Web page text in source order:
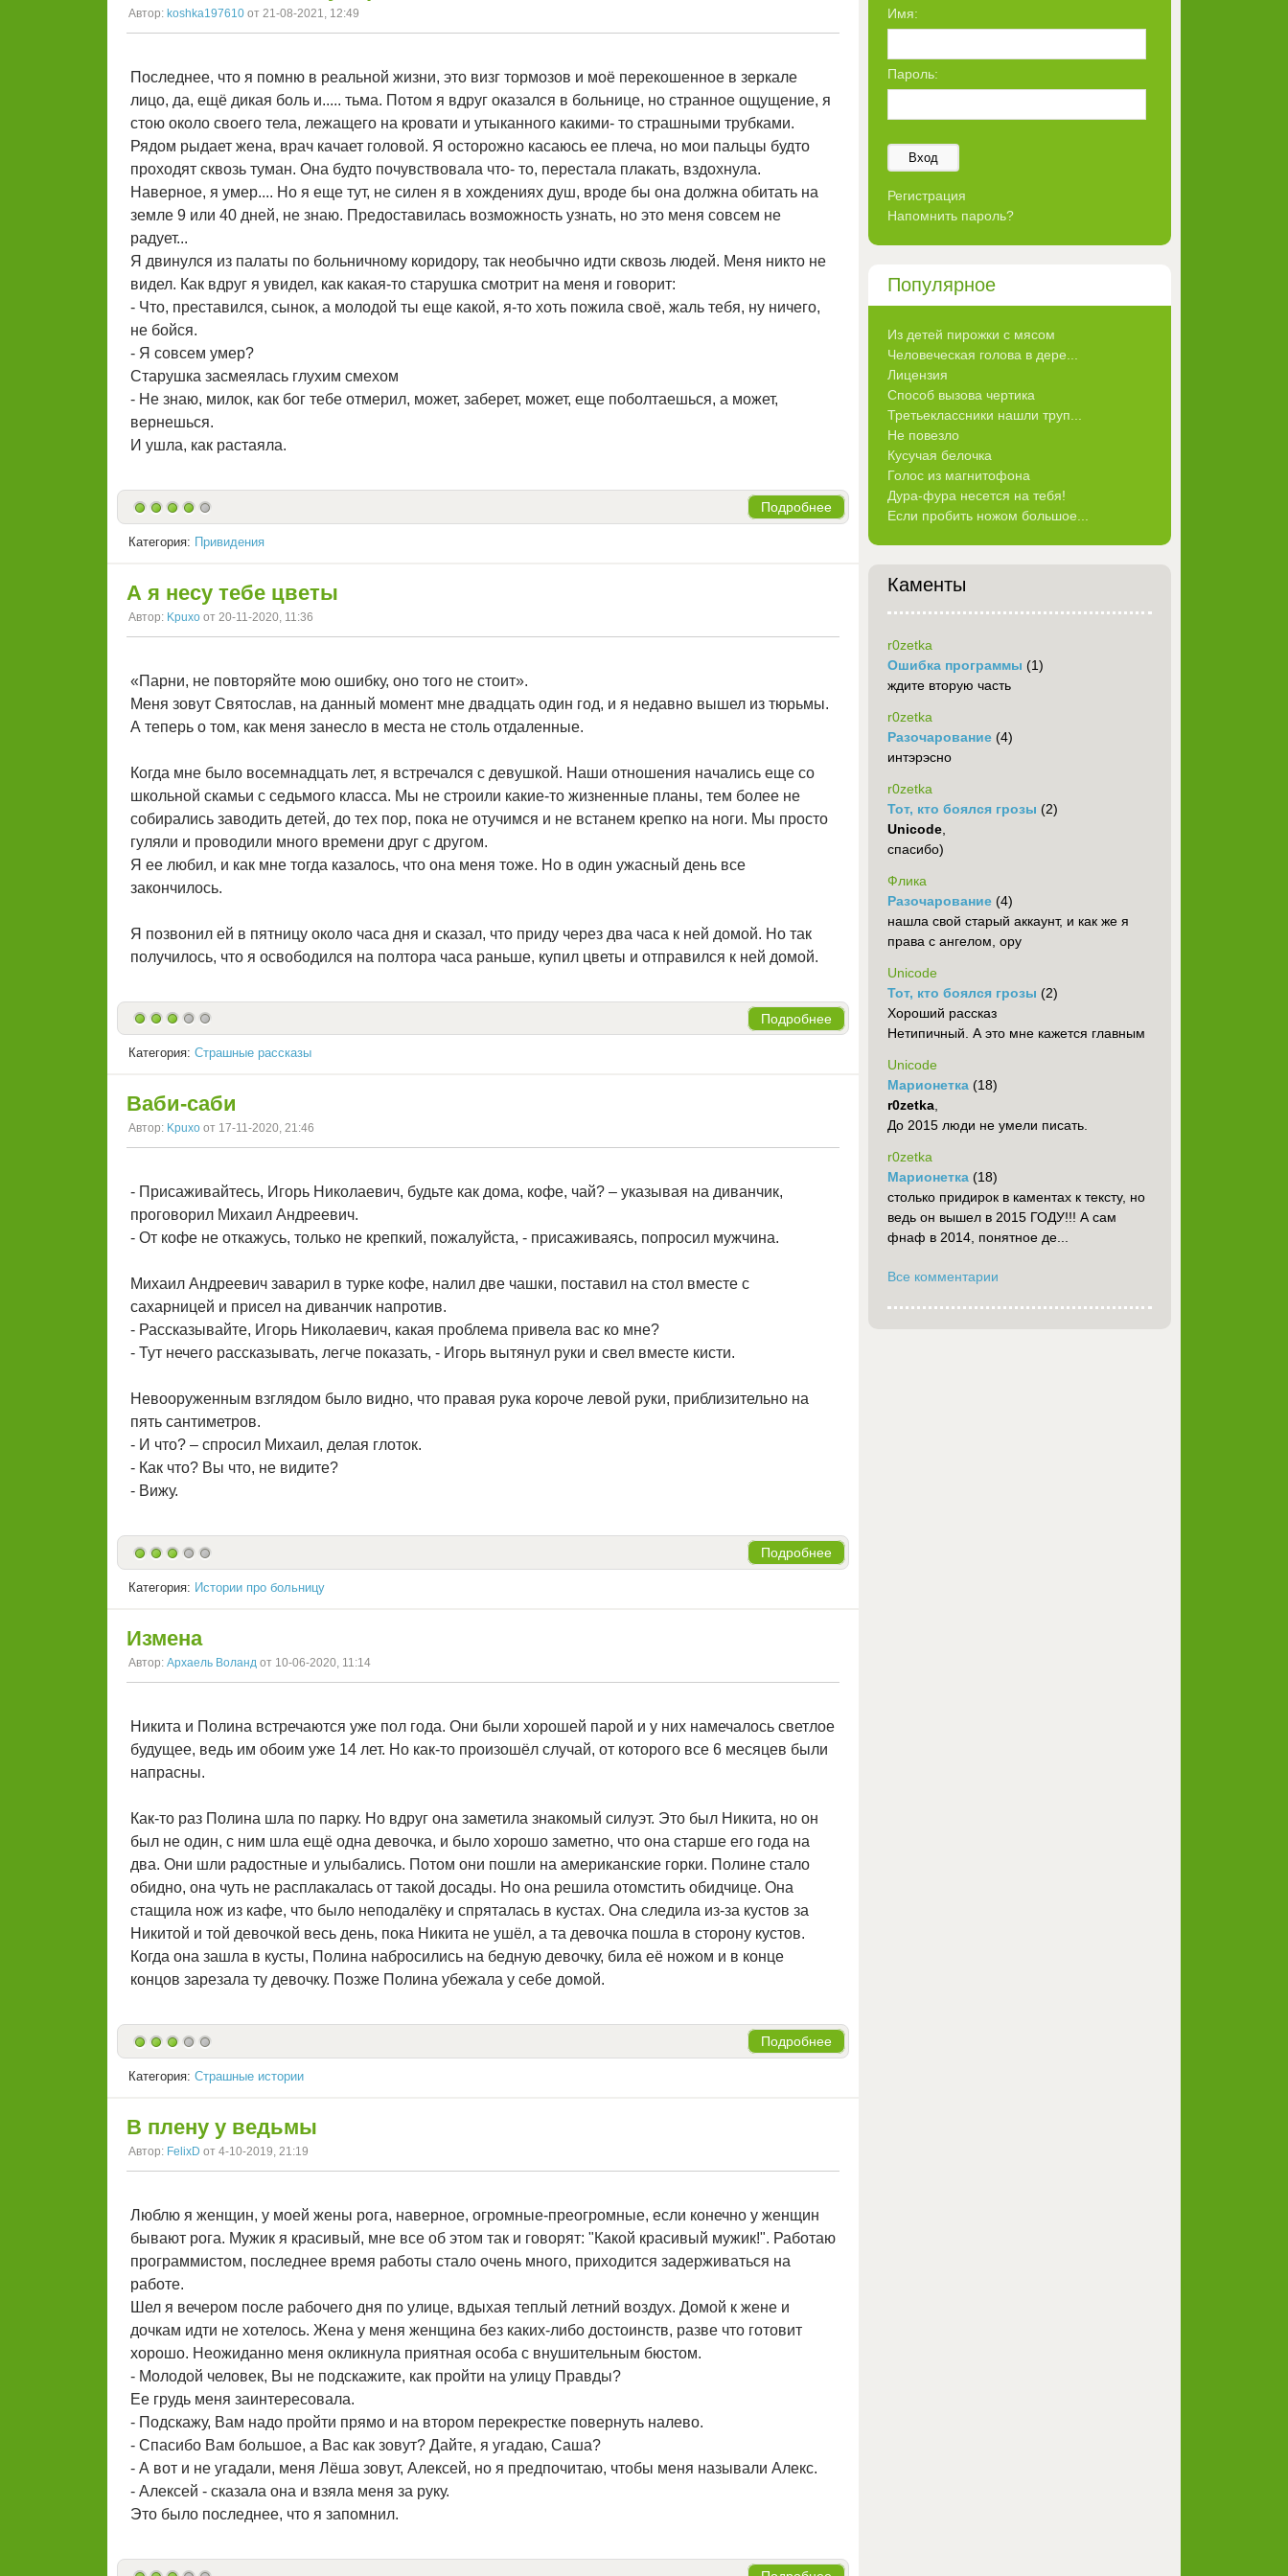
Автор: koshka197610 от 21-08-2021, 12:49
Последнее, что я помню в реальной жизни, это визг тормозов и моё перекошенное в зеркале
лицо, да, ещё дикая боль и..... тьма. Потом я вдруг оказался в больнице, но странное ощущение, я
стою около своего тела, лежащего на кровати и утыканного какими- то страшными трубками.
Рядом рыдает жена, врач качает головой. Я осторожно касаюсь ее плеча, но мои пальцы будто
проходят сквозь туман. Она будто почувствовала что- то, перестала плакать, вздохнула.
Наверное, я умер.... Но я еще тут, не силен я в хождениях душ, вроде бы она должна обитать на
земле 9 или 40 дней, не знаю. Предоставилась возможность узнать, но это меня совсем не
радует...
Я двинулся из палаты по больничному коридору, так необычно идти сквозь людей. Меня никто не
видел. Как вдруг я увидел, как какая-то старушка смотрит на меня и говорит:
- Что, преставился, сынок, а молодой ты еще какой, я-то хоть пожила своё, жаль тебя, ну ничего,
не бойся.
- Я совсем умер?
Старушка засмеялась глухим смехом
- Не знаю, милок, как бог тебе отмерил, может, заберет, может, еще поболтаешься, а может,
вернешься.
И ушла, как растаяла.
Подробнее
Категория: Привидения
А я несу тебе цветы
Автор: Kpuxo от 20-11-2020, 11:36
«Парни, не повторяйте мою ошибку, оно того не стоит».
Меня зовут Святослав, на данный момент мне двадцать один год, и я недавно вышел из тюрьмы.
А теперь о том, как меня занесло в места не столь отдаленные.
Когда мне было восемнадцать лет, я встречался с девушкой. Наши отношения начались еще со
школьной скамьи с седьмого класса. Мы не строили какие-то жизненные планы, тем более не
собирались заводить детей, до тех пор, пока не отучимся и не встанем крепко на ноги. Мы просто
гуляли и проводили много времени друг с другом.
Я ее любил, и как мне тогда казалось, что она меня тоже. Но в один ужасный день все
закончилось.
Я позвонил ей в пятницу около часа дня и сказал, что приду через два часа к ней домой. Но так
получилось, что я освободился на полтора часа раньше, купил цветы и отправился к ней домой.
Подробнее
Категория: Страшные рассказы
Ваби-саби
Автор: Kpuxo от 17-11-2020, 21:46
- Присаживайтесь, Игорь Николаевич, будьте как дома, кофе, чай? – указывая на диванчик,
проговорил Михаил Андреевич.
- От кофе не откажусь, только не крепкий, пожалуйста, - присаживаясь, попросил мужчина.
Михаил Андреевич заварил в турке кофе, налил две чашки, поставил на стол вместе с
сахарницей и присел на диванчик напротив.
- Рассказывайте, Игорь Николаевич, какая проблема привела вас ко мне?
- Тут нечего рассказывать, легче показать, - Игорь вытянул руки и свел вместе кисти.
Невооруженным взглядом было видно, что правая рука короче левой руки, приблизительно на
пять сантиметров.
- И что? – спросил Михаил, делая глоток.
- Как что? Вы что, не видите?
- Вижу.
Подробнее
Категория: Истории про больницу
Измена
Автор: Архаель Воланд от 10-06-2020, 11:14
Никита и Полина встречаются уже пол года. Они были хорошей парой и у них намечалось светлое
будущее, ведь им обоим уже 14 лет. Но как-то произошёл случай, от которого все 6 месяцев были
напрасны.
Как-то раз Полина шла по парку. Но вдруг она заметила знакомый силуэт. Это был Никита, но он
был не один, с ним шла ещё одна девочка, и было хорошо заметно, что она старше его года на
два. Они шли радостные и улыбались. Потом они пошли на американские горки. Полине стало
обидно, она чуть не расплакалась от такой досады. Но она решила отомстить обидчице. Она
стащила нож из кафе, что было неподалёку и спряталась в кустах. Она следила из-за кустов за
Никитой и той девочкой весь день, пока Никита не ушёл, а та девочка пошла в сторону кустов.
Когда она зашла в кусты, Полина набросились на бедную девочку, била её ножом и в конце
концов зарезала ту девочку. Позже Полина убежала у себе домой.
Подробнее
Категория: Страшные истории
В плену у ведьмы
Автор: FelixD от 4-10-2019, 21:19
Люблю я женщин, у моей жены рога, наверное, огромные-преогромные, если конечно у женщин
бывают рога. Мужик я красивый, мне все об этом так и говорят: "Какой красивый мужик!". Работаю
программистом, последнее время работы стало очень много, приходится задерживаться на
работе.
Шел я вечером после рабочего дня по улице, вдыхая теплый летний воздух. Домой к жене и
дочкам идти не хотелось. Жена у меня женщина без каких-либо достоинств, разве что готовит
хорошо. Неожиданно меня окликнула приятная особа с внушительным бюстом.
- Молодой человек, Вы не подскажите, как пройти на улицу Правды?
Ее грудь меня заинтересовала.
- Подскажу, Вам надо пройти прямо и на втором перекрестке повернуть налево.
- Спасибо Вам большое, а Вас как зовут? Дайте, я угадаю, Саша?
- А вот и не угадали, меня Лёша зовут, Алексей, но я предпочитаю, чтобы меня называли Алекс.
- Алексей - сказала она и взяла меня за руку.
Это было последнее, что я запомнил.
Имя:
Пароль:
Вход
Регистрация
Напомнить пароль?
Популярное
Из детей пирожки с мясом
Человеческая голова в дере...
Лицензия
Способ вызова чертика
Третьеклассники нашли труп...
Не повезло
Кусучая белочка
Голос из магнитофона
Дура-фура несется на тебя!
Если пробить ножом большое...
Каменты
r0zetka
Ошибка программы (1)
ждите вторую часть
r0zetka
Разочарование (4)
интэрэсно
r0zetka
Тот, кто боялся грозы (2)
Unicode
спасибо)
Флика
Разочарование (4)
нашла свой старый аккаунт, и как же я
права с ангелом, ору
Unicode
Тот, кто боялся грозы (2)
Хороший рассказ
Нетипичный. А это мне кажется главным
Unicode
Марионетка (18)
r0zetka
До 2015 люди не умели писать.
r0zetka
Марионетка (18)
столько придирок в каментах к тексту, но
ведь он вышел в 2015 ГОДУ!!! А сам
фнаф в 2014, понятное де...
Все комментарии